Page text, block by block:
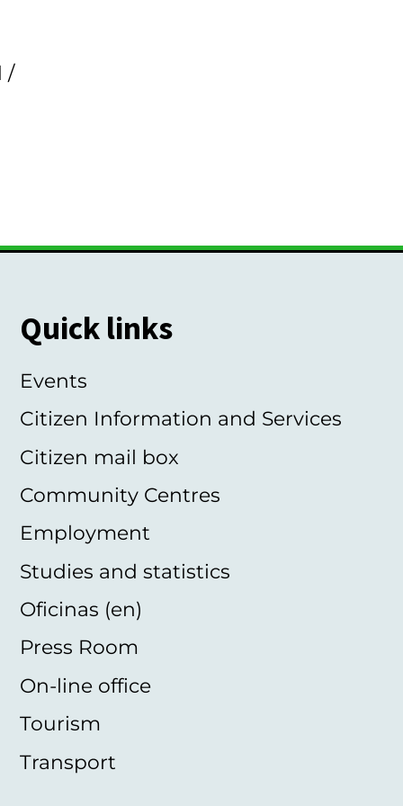
/
Quick links
Events
Citizen Information and Services
Citizen mail box
Community Centres
Employment
Studies and statistics
Oficinas (en)
Press Room
On-line office
Tourism
Transport